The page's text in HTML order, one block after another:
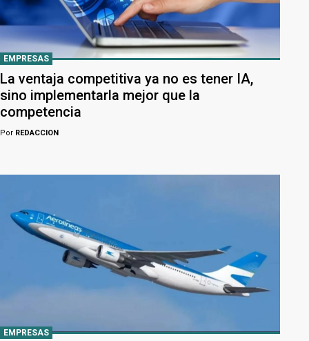
EMPRESAS
La ventaja competitiva ya no es tener IA,
sino implementarla mejor que la
competencia
Por REDACCION
EMPRESAS